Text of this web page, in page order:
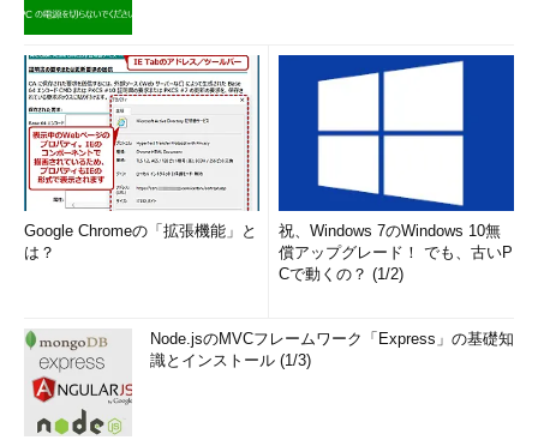
Google Chromeの「拡張機能」と
は？
祝、Windows 7のWindows 10無
償アップグレード！ でも、古いP
Cで動くの？ (1/2)
Node.jsのMVCフレームワーク「Express」の基礎知
識とインストール (1/3)